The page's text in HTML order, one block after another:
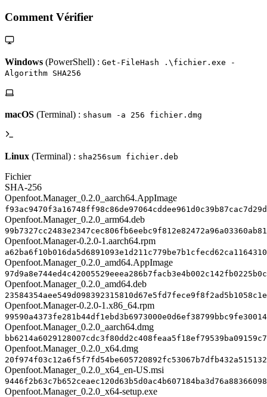
Comment Vérifier
Windows (PowerShell) : Get-FileHash .\fichier.exe -
Algorithm SHA256
macOS (Terminal) : shasum -a 256 fichier.dmg
Linux (Terminal) : sha256sum fichier.deb
Fichier
SHA-256
Openfoot.Manager_0.2.0_aarch64.AppImage
Openfoot.Manager_0.2.0_arm64.deb
Openfoot.Manager-0.2.0-1.aarch64.rpm
Openfoot.Manager_0.2.0_amd64.AppImage
Openfoot.Manager_0.2.0_amd64.deb
Openfoot.Manager-0.2.0-1.x86_64.rpm
Openfoot.Manager_0.2.0_aarch64.dmg
Openfoot.Manager_0.2.0_x64.dmg
Openfoot.Manager_0.2.0_x64_en-US.msi
Openfoot.Manager_0.2.0_x64-setup.exe